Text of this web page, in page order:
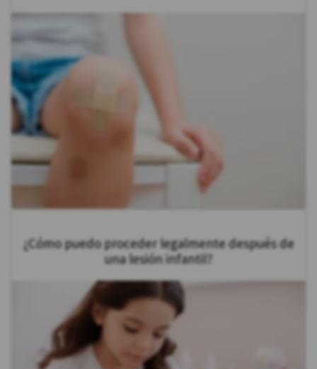
¿Cómo puedo proceder legalmente después de
una lesión infantil?